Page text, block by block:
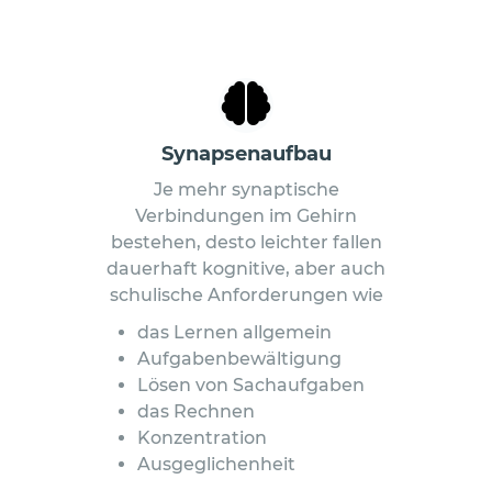
Synapsenaufbau
Je mehr synaptische
Verbindungen im Gehirn
bestehen, desto leichter fallen
dauerhaft kognitive, aber auch
schulische Anforderungen wie
das Lernen allgemein
Aufgabenbewältigung
Lösen von Sachaufgaben
das Rechnen
Konzentration
Ausgeglichenheit